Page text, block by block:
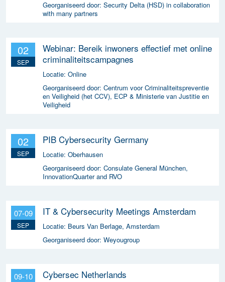
Georganiseerd door: Security Delta (HSD) in collaboration
with many partners
02
SEP
Webinar: Bereik inwoners effectief met online
criminaliteitscampagnes
Locatie: Online
Georganiseerd door: Centrum voor Criminaliteitspreventie
en Veiligheid (het CCV), ECP & Ministerie van Justitie en
Veiligheid
02
SEP
PIB Cybersecurity Germany
Locatie: Oberhausen
Georganiseerd door: Consulate General München,
InnovationQuarter and RVO
07-09
SEP
IT & Cybersecurity Meetings Amsterdam
Locatie: Beurs Van Berlage, Amsterdam
Georganiseerd door: Weyougroup
09-10 Cybersec Netherlands